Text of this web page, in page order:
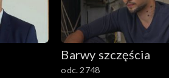
Barwy szczęścia
odc. 2748